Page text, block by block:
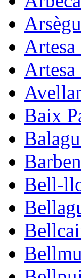
Artesa
Baix
Bell-